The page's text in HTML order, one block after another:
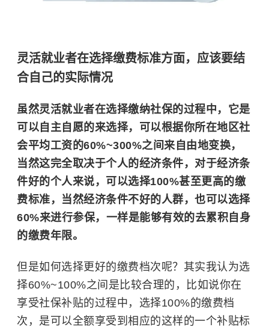
灵活就业者在选择缴费标准方面，应该要结
合自己的实际情况
虽然灵活就业者在选择缴纳社保的过程中，它是
可以自主自愿的来选择，可以根据你所在地区社
会平均工资的60%~300%之间来自由地变换，
当然这完全取决于个人的经济条件，对于经济条
件好的个人来说，可以选择100%甚至更高的缴
费标准，当然经济条件不好的人群，也可以选择
60%来进行参保，一样是能够有效的去累积自身
的缴费年限。
但是如何选择更好的缴费档次呢？其实我认为选
择60%~100%之间是比较合理的，比如说你在
享受社保补贴的过程中，选择100%的缴费档
次，是可以全额享受到相应的这样的一个补贴标